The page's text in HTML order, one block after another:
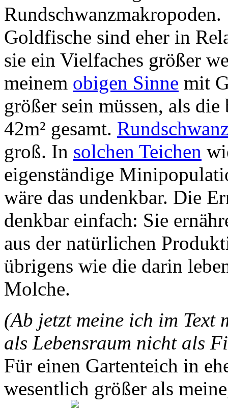
Rundschwanzmakropoden.
Goldfische sind eher in
sie ein Vielfaches größer
meinem obigen Sinne mit
größer sein müssen, als
42m² gesamt.
groß. In solchen Teichen
eigenständige
wäre das undenkbar. Die
denkbar einfach: Sie
aus der natürlichen
übrigens wie die darin
Molche.
(Ab jetzt meine ich im Text
als Lebensraum nicht als
Für einen Gartenteich in
wesentlich größer als